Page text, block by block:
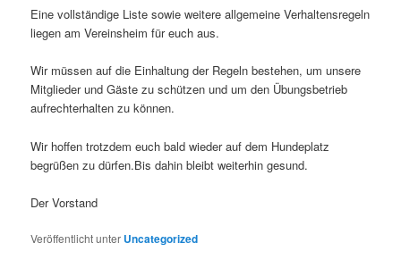
Eine vollständige Liste sowie weitere allgemeine Verhaltensregeln
liegen am Vereinsheim für euch aus.
Wir müssen auf die Einhaltung der Regeln bestehen, um unsere
Mitglieder und Gäste zu schützen und um den Übungsbetrieb
aufrechterhalten zu können.
Wir hoffen trotzdem euch bald wieder auf dem Hundeplatz
begrüßen zu dürfen.Bis dahin bleibt weiterhin gesund.
Der Vorstand
Veröffentlicht unter Uncategorized